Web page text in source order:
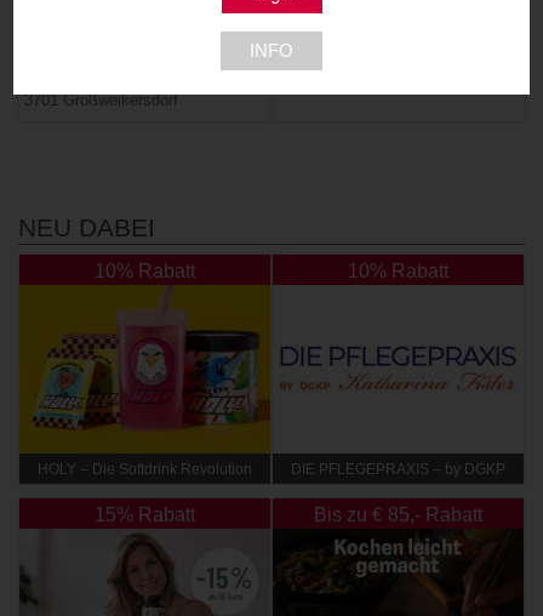
STOFFTIGER Baby & Kids
3701 Großweikersdorf
WellCard – Thermen &
Hotelgutscheine
10% Rabatt...
NEU DABEI
10% Rabatt
HOLY – Die Softdrink Revolution
10% Rabatt
DIE PFLEGEPRAXIS – by DGKP
15% Rabatt Bis zu € 85,- Rabatt
INFO